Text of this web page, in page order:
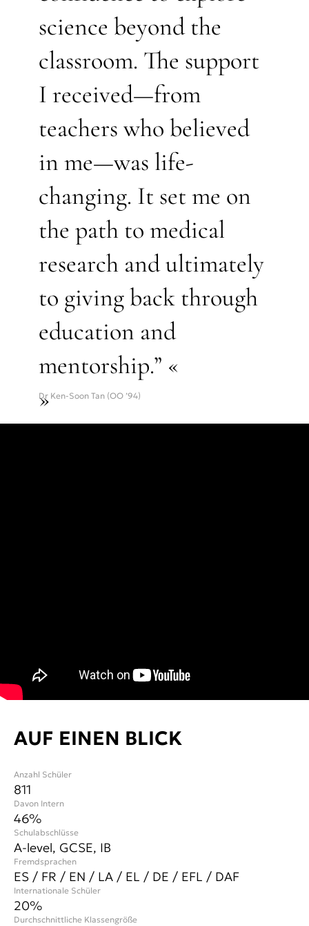
science beyond the
classroom. The support
I received—from
teachers who believed
in me—was life-
changing. It set me on
the path to medical
research and ultimately
to giving back through
education and
mentorship.” «
»
Dr Ken-Soon Tan (OO ’94)
AUF EINEN BLICK
Anzahl Schüler
811
Davon Intern
46%
Schulabschlüsse
A-level, GCSE, IB
Durchschnittliche Klassengröße
Internationale Schüler
20%
Fremdsprachen
ES / FR / EN / LA / EL / DE / EFL / DAF